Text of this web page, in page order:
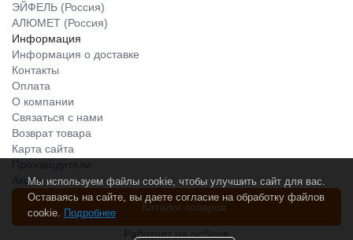
ЭЙФЕЛЬ (Россия)
АЛЮМЕТ (Россия)
Информация
Информация о доставке
Контакты
Оплата
О компании
Связаться с нами
Возврат товара
Карта сайта
Акции
Каталог товаров
Мы используем файлы cookie, чтобы улучшить сайт для вас.
Оставаясь на сайте, вы даете согласие на обработку файлов
cookie. Подробнее